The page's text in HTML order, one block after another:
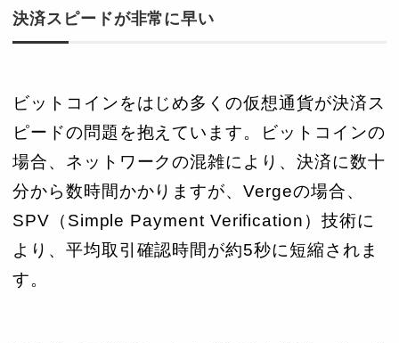
決済スピードが非常に早い
ビットコインをはじめ多くの仮想通貨が決済ス
ピードの問題を抱えています。ビットコインの
場合、ネットワークの混雑により、決済に数十
分から数時間かかりますが、Vergeの場合、
SPV（Simple Payment Verification）技術に
より、平均取引確認時間が約5秒に短縮されま
す。